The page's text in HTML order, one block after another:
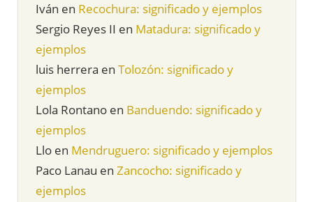
Iván en Recochura: significado y ejemplos
Sergio Reyes II en Matadura: significado y
ejemplos
luis herrera en Tolozón: significado y
ejemplos
Lola Rontano en Banduendo: significado y
ejemplos
Llo en Mendruguero: significado y ejemplos
Paco Lanau en Zancocho: significado y
ejemplos